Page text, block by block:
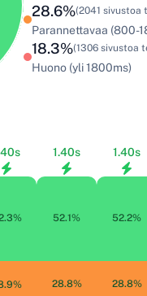
28.6%(2041 sivustoa
Parannettavaa (800-
18.3%(1306 sivustoa
Huono (yli 1800ms)
1.40s
52.1%
28.8%
1.40s
52.2%
28.8%